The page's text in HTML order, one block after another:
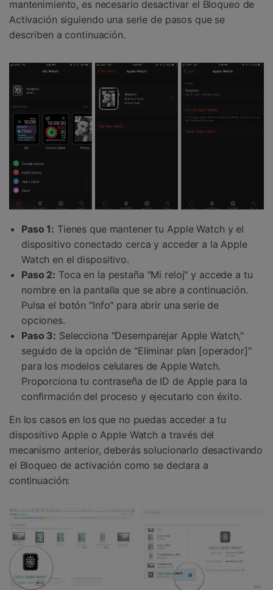
mantenimiento, es necesario desactivar el Bloqueo de
Activación siguiendo una serie de pasos que se
describen a continuación.
Paso 1: Tienes que mantener tu Apple Watch y el
dispositivo conectado cerca y acceder a la Apple
Watch en el dispositivo.
Paso 2: Toca en la pestaña "Mi reloj" y accede a tu
nombre en la pantalla que se abre a continuación.
Pulsa el botón "Info" para abrir una serie de
opciones.
Paso 3: Selecciona "Desemparejar Apple Watch,"
seguido de la opción de "Eliminar plan [operador]"
para los modelos celulares de Apple Watch.
Proporciona tu contraseña de ID de Apple para la
confirmación del proceso y ejecutarlo con éxito.
En los casos en los que no puedas acceder a tu
dispositivo Apple o Apple Watch a través del
mecanismo anterior, deberás solucionarlo desactivando
el Bloqueo de activación como se declara a
continuación: